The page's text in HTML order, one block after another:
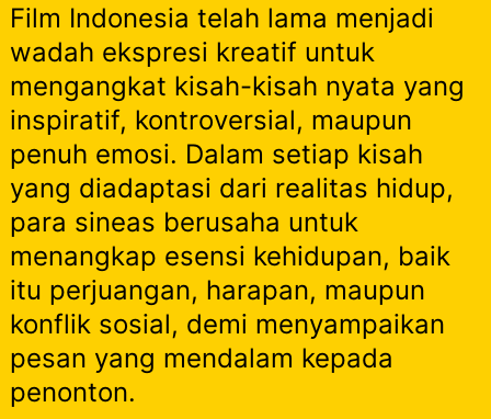
Film Indonesia telah lama menjadi
wadah ekspresi kreatif untuk
mengangkat kisah-kisah nyata yang
inspiratif, kontroversial, maupun
penuh emosi. Dalam setiap kisah
yang diadaptasi dari realitas hidup,
para sineas berusaha untuk
menangkap esensi kehidupan, baik
itu perjuangan, harapan, maupun
konflik sosial, demi menyampaikan
pesan yang mendalam kepada
penonton.